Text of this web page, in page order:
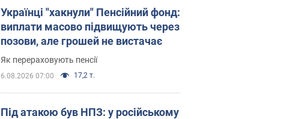
Українці "хакнули" Пенсійний фонд:
виплати масово підвищують через
позови, але грошей не вистачає
Як перераховують пенсії
6.08.2026 07:00 17,2 т.
Під атакою був НПЗ: у російському